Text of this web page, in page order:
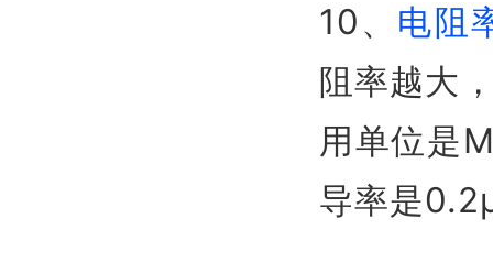
10、 电阻
阻率越大
用单位是
导率是